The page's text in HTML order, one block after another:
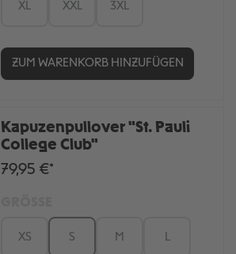
XL XXL 3XL
ZUM WARENKORB HINZUFÜGEN
Kapuzenpullover "St. Pauli
College Club"
79,95 €*
XS S M